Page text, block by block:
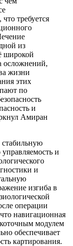
требуется
из
широкой
осложнений,
жизни
этих
по
и
Амиран
и
и
изгиба в
операции
навигационная
модулем
обеспечивает
картирования.